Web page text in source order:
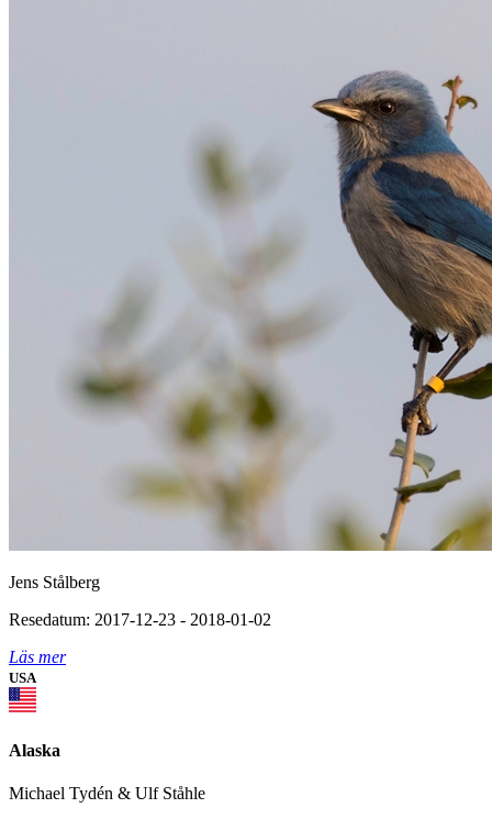
Jens Stålberg
Resedatum: 2017-12-23 - 2018-01-02
Läs mer
USA
Alaska
Michael Tydén & Ulf Ståhle